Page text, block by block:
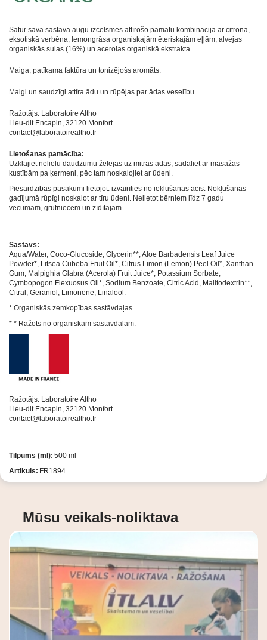
Satur savā sastāvā augu izcelsmes attīrošo pamatu kombinācijā ar citrona,
eksotiskā verbēna, lemongrāsa organiskajām ēteriskajām eļļām, alvejas
organiskās sulas (16%) un acerolas organiskā ekstrakta.
Maiga, patīkama faktūra un tonizējošs aromāts.
Maigi un saudzīgi attīra ādu un rūpējas par ādas veselību.
Ražotājs: Laboratoire Altho
Lieu-dit Encapin, 32120 Monfort
contact@laboratoirealtho.fr
Lietošanas pamācība:
Uzklājiet nelielu daudzumu želejas uz mitras ādas, sadaliet ar masāžas
kustībām pa ķermeni, pēc tam noskalojiet ar ūdeni.
Piesardzības pasākumi lietojot: izvairīties no iekļūšanas acīs. Nokļūšanas
gadījumā rūpīgi noskalot ar tīru ūdeni. Nelietot bērniem līdz 7 gadu
vecumam, grūtniecēm un zīdītājām.
Sastāvs:
Aqua/Water, Coco-Glucoside, Glycerin**, Aloe Barbadensis Leaf Juice
Powder*, Litsea Cubeba Fruit Oil*, Citrus Limon (Lemon) Peel Oil*, Xanthan
Gum, Malpighia Glabra (Acerola) Fruit Juice*, Potassium Sorbate,
Cymbopogon Flexuosus Oil*, Sodium Benzoate, Citric Acid, Malltodextrin**,
Citral, Geraniol, Limonene, Linalool.
* Organiskās zemkopības sastāvdaļas.
* * Ražots no organiskām sastāvdaļām.
Ražotājs: Laboratoire Altho
Lieu-dit Encapin, 32120 Monfort
contact@laboratoirealtho.fr
Tilpums (ml): 500 ml
Artikuls: FR1894
Mūsu veikals-noliktava